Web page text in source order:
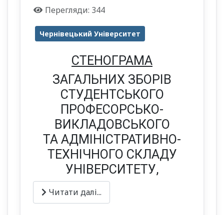
Перегляди: 344
Чернівецький Університет
СТЕНОГРАМА
ЗАГАЛЬНИХ ЗБОРІВ
СТУДЕНТСЬКОГО
ПРОФЕСОРСЬКО-
ВИКЛАДОВСЬКОГО
ТА АДМІНІСТРАТИВНО-
ТЕХНІЧНОГО СКЛАДУ
УНІВЕРСИТЕТУ,
Читати далі...